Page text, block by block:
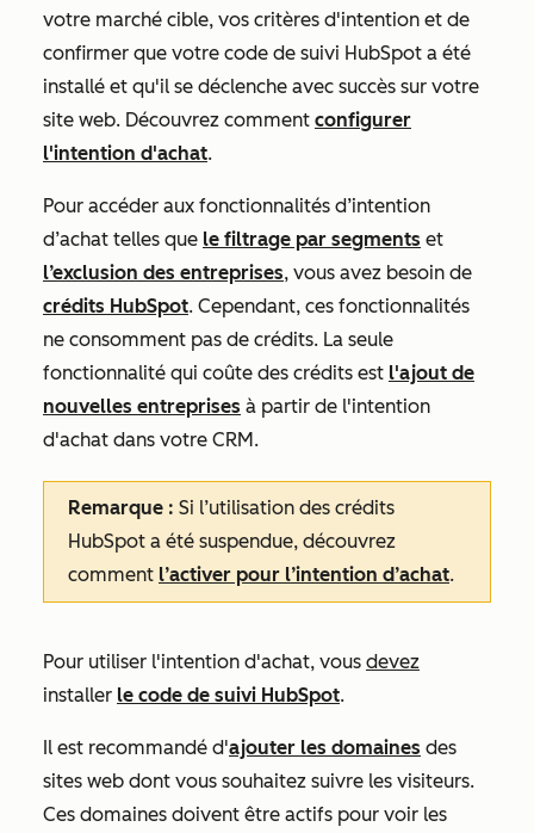
votre marché cible, vos critères d'intention et de
confirmer que votre code de suivi HubSpot a été
installé et qu'il se déclenche avec succès sur votre
site web. Découvrez comment configurer
l'intention d'achat.
Pour accéder aux fonctionnalités d’intention
d’achat telles que le filtrage par segments et
l’exclusion des entreprises, vous avez besoin de
crédits HubSpot. Cependant, ces fonctionnalités
ne consomment pas de crédits. La seule
fonctionnalité qui coûte des crédits est l'ajout de
nouvelles entreprises à partir de l'intention
d'achat dans votre CRM.
Remarque : Si l’utilisation des crédits
HubSpot a été suspendue, découvrez
comment l’activer pour l’intention d’achat.
Pour utiliser l'intention d'achat, vous devez
installer le code de suivi HubSpot.
Il est recommandé d'ajouter les domaines des
sites web dont vous souhaitez suivre les visiteurs.
Ces domaines doivent être actifs pour voir les